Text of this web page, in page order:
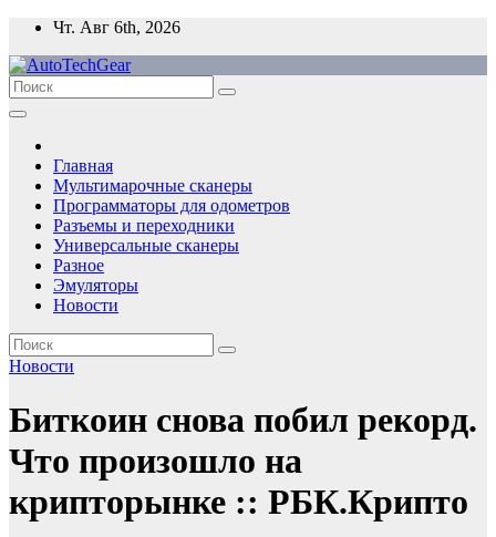
Перейти
содержимому
Чт. Авг 6th, 2026
Главная
Мультимарочные сканеры
Программаторы для одометров
Разъемы и переходники
Универсальные сканеры
Разное
Эмуляторы
Новости
Новости
Биткоин снова побил рекорд.
Что произошло на
крипторынке :: РБК.Крипто